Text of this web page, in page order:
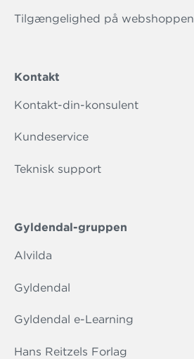
Tilgængelighed på webshoppen
Kontakt
Kontakt-din-konsulent
Kundeservice
Teknisk support
Gyldendal-gruppen
Alvilda
Gyldendal
Gyldendal e-Learning
Hans Reitzels Forlag